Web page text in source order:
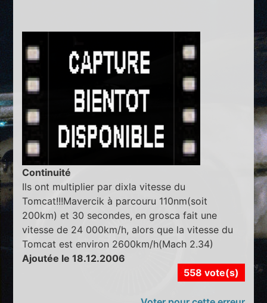
Continuité
Ils ont multiplier par dixla vitesse du
Tomcat!!!Mavercik à parcouru 110nm(soit
200km) et 30 secondes, en grosca fait une
vitesse de 24 000km/h, alors que la vitesse du
Tomcat est environ 2600km/h(Mach 2.34)
Ajoutée le 18.12.2006
558 vote(s)